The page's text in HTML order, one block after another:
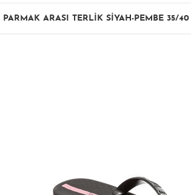
ARASI TERLIK SIYAH-PEMBE 35/40